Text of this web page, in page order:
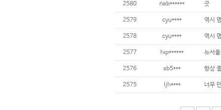
2580 nab****** 굿
2579 cyu**** 역시
2578 cyu**** 역시
2577 hip****** 뉴서
2576 sb5*** 항상
2575 ljh****